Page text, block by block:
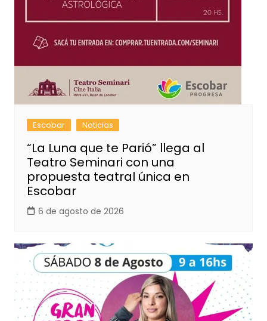
Escobar Noticias
“La Luna que te Parió” llega al
Teatro Seminari con una
propuesta teatral única en
Escobar
6 de agosto de 2026